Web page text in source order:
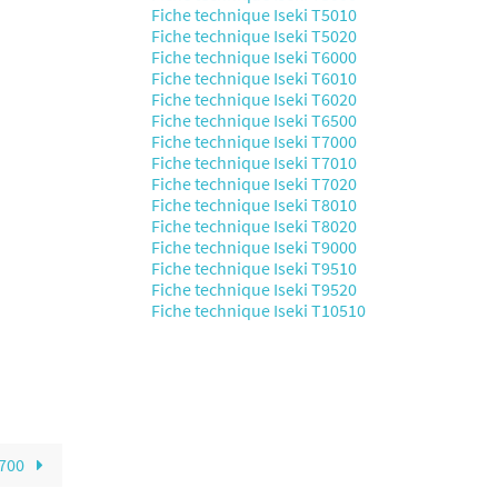
Fiche technique Iseki T5010
Fiche technique Iseki T5020
Fiche technique Iseki T6000
Fiche technique Iseki T6010
Fiche technique Iseki T6020
Fiche technique Iseki T6500
Fiche technique Iseki T7000
Fiche technique Iseki T7010
Fiche technique Iseki T7020
Fiche technique Iseki T8010
Fiche technique Iseki T8020
Fiche technique Iseki T9000
Fiche technique Iseki T9510
Fiche technique Iseki T9520
Fiche technique Iseki T10510